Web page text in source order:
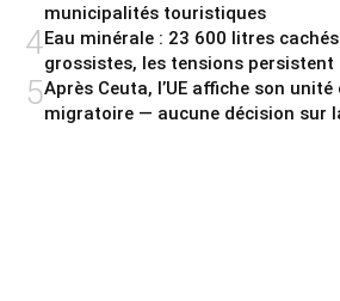
municipalités touristiques
4Eau minérale : 23 600 litres
grossistes, les tensions persistent
5Après Ceuta, l’UE affiche son
migratoire — aucune décision sur